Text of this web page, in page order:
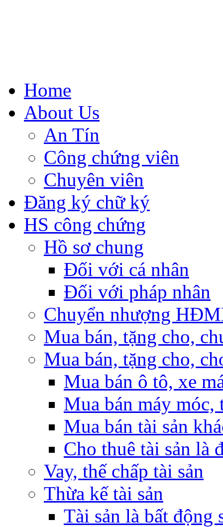
Home
About Us
An Tín
Công chứng viên
Chuyên viên
Đăng ký chữ ký
HS công chứng
Hồ sơ chung
Đối với cá nhân
Đối với pháp nhân
Chuyển nhượng
Mua bán, tặng cho,
Mua bán, tặng cho,
Mua bán ô tô, xe
Mua bán máy móc,
Mua bán tài sản
Cho thuê tài sản là
Vay, thế chấp tài sản
Thừa kế tài sản
Tài sản là bất động